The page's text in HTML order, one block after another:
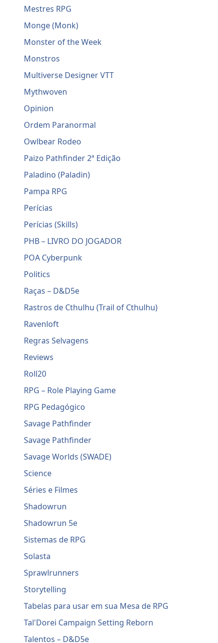
Mestres RPG
Monge (Monk)
Monster of the Week
Monstros
Multiverse Designer VTT
Mythwoven
Opinion
Ordem Paranormal
Owlbear Rodeo
Paizo Pathfinder 2ª Edição
Paladino (Paladin)
Pampa RPG
Perícias
Perícias (Skills)
PHB – LIVRO DO JOGADOR
POA Cyberpunk
Politics
Raças – D&D5e
Rastros de Cthulhu (Trail of Cthulhu)
Ravenloft
Regras Selvagens
Reviews
Roll20
RPG – Role Playing Game
RPG Pedagógico
Savage Pathfinder
Savage Pathfinder
Savage Worlds (SWADE)
Science
Séries e Filmes
Shadowrun
Shadowrun 5e
Sistemas de RPG
Solasta
Sprawlrunners
Storytelling
Tabelas para usar em sua Mesa de RPG
Tal'Dorei Campaign Setting Reborn
Talentos – D&D5e